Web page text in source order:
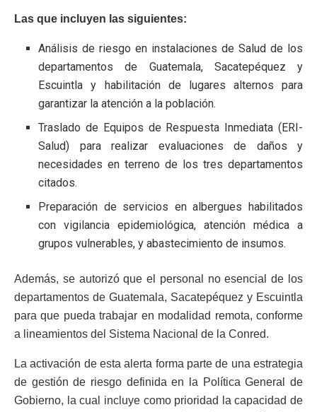
Las que incluyen las siguientes:
Análisis de riesgo en instalaciones de Salud de los
departamentos de Guatemala, Sacatepéquez y
Escuintla y habilitación de lugares alternos para
garantizar la atención a la población.
Traslado de Equipos de Respuesta Inmediata (ERI-
Salud) para realizar evaluaciones de daños y
necesidades en terreno de los tres departamentos
citados.
Preparación de servicios en albergues habilitados
con vigilancia epidemiológica, atención médica a
grupos vulnerables, y abastecimiento de insumos.
Además, se autorizó que el personal no esencial de los
departamentos de Guatemala, Sacatepéquez y Escuintla
para que pueda trabajar en modalidad remota, conforme
a lineamientos del Sistema Nacional de la Conred.
La activación de esta alerta forma parte de una estrategia
de gestión de riesgo definida en la Política General de
Gobierno, la cual incluye como prioridad la capacidad de